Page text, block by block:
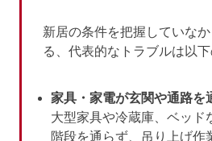
新居の条件を把握していな
る、代表的なトラブルは以下
家具・家電が玄関や通路を
大型家具や冷蔵庫、ベッド
階段を通らず、吊り上げ作